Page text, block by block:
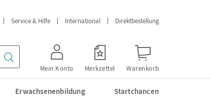
Service & Hilfe International Direktbestellung
Mein Konto Merkzettel Warenkorb
Erwachsenenbildung Startchancen